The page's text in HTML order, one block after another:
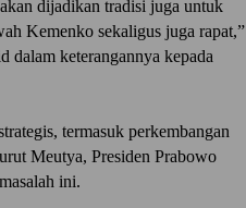
dijadikan tradisi juga untuk
Kemenko sekaligus juga rapat,”
keterangannya kepada
termasuk perkembangan
Meutya, Presiden Prabowo
ini.